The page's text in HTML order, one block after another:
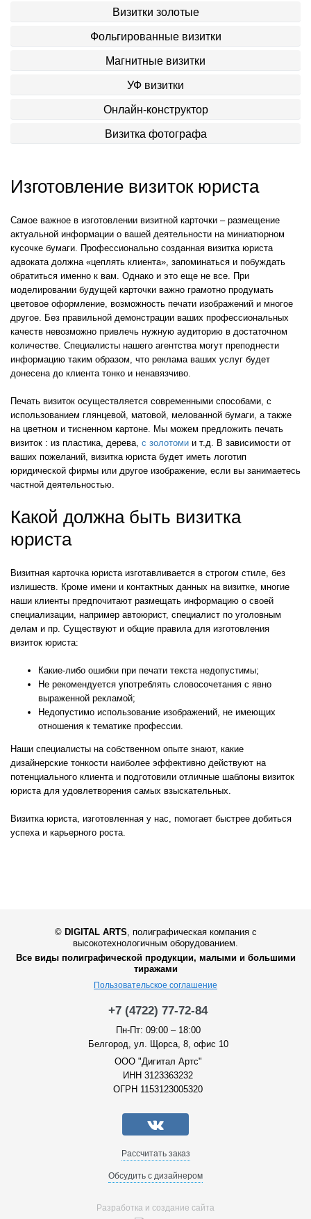
Визитки золотые
Фольгированные визитки
Магнитные визитки
УФ визитки
Онлайн-конструктор
Визитка фотографа
Изготовление визиток юриста
Самое важное в изготовлении визитной карточки – размещение
актуальной информации о вашей деятельности на миниатюрном
кусочке бумаги. Профессионально созданная визитка юриста
адвоката должна «цеплять клиента», запоминаться и побуждать
обратиться именно к вам. Однако и это еще не все. При
моделировании будущей карточки важно грамотно продумать
цветовое оформление, возможность печати изображений и многое
другое. Без правильной демонстрации ваших профессиональных
качеств невозможно привлечь нужную аудиторию в достаточном
количестве. Специалисты нашего агентства могут преподнести
информацию таким образом, что реклама ваших услуг будет
донесена до клиента тонко и ненавязчиво.
Печать визиток осуществляется современными способами, с
использованием глянцевой, матовой, мелованной бумаги, а также
на цветном и тисненном картоне. Мы можем предложить печать
визиток : из пластика, дерева, с золотоми и т.д. В зависимости от
ваших пожеланий, визитка юриста будет иметь логотип
юридической фирмы или другое изображение, если вы занимаетесь
частной деятельностью.
Какой должна быть визитка
юриста
Визитная карточка юриста изготавливается в строгом стиле, без
излишеств. Кроме имени и контактных данных на визитке, многие
наши клиенты предпочитают размещать информацию о своей
специализации, например автоюрист, специалист по уголовным
делам и пр. Существуют и общие правила для изготовления
визиток юриста:
Какие-либо ошибки при печати текста недопустимы;
Не рекомендуется употреблять словосочетания с явно
выраженной рекламой;
Недопустимо использование изображений, не имеющих
отношения к тематике профессии.
Наши специалисты на собственном опыте знают, какие
дизайнерские тонкости наиболее эффективно действуют на
потенциального клиента и подготовили отличные шаблоны визиток
юриста для удовлетворения самых взыскательных.
Визитка юриста, изготовленная у нас, помогает быстрее добиться
успеха и карьерного роста.
© DIGITAL ARTS, полиграфическая компания с
высокотехнологичным оборудованием.
Все виды полиграфической продукции, малыми и большими
тиражами
Пользовательское соглашение
+7 (4722) 77-72-84
Пн-Пт: 09:00 – 18:00
Белгород, ул. Щорса, 8, офис 10
ООО "Дигитал Артс"
ИНН 3123363232
ОГРН 1153123005320
Рассчитать заказ
Обсудить с дизайнером
Разработка и создание сайта